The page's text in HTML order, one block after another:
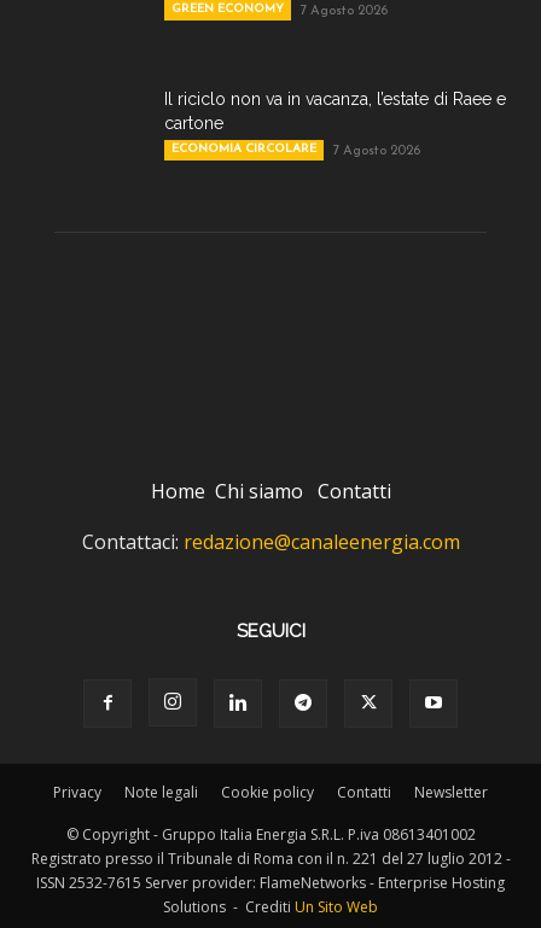
GREEN ECONOMY 7 Agosto 2026
Il riciclo non va in vacanza, l’estate di Raee e
cartone
ECONOMIA CIRCOLARE 7 Agosto 2026
Home Chi siamo Contatti
Contattaci: redazione@canaleenergia.com
SEGUICI
Privacy Note legali Cookie policy Contatti Newsletter
© Copyright - Gruppo Italia Energia S.R.L. P.iva 08613401002
Registrato presso il Tribunale di Roma con il n. 221 del 27 luglio 2012 -
ISSN 2532-7615 Server provider: FlameNetworks - Enterprise Hosting
Solutions - Crediti Un Sito Web